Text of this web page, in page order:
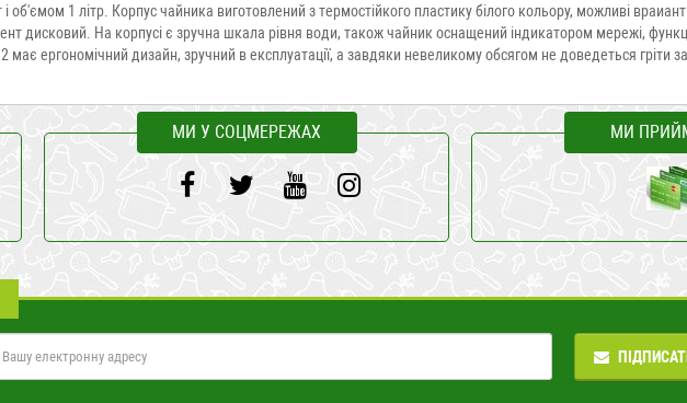
1 літр. Корпус чайника виготовлений з термостійкого пластику білого кольору, можливі
дисковий. На корпусі є зручна шкала рівня води, також чайник оснащений індикатором мережі,
має ергономічний дизайн, зручний в експлуатації, а завдяки невеликому обсягом не доведеться гріти
МИ У СОЦМЕРЕЖАХ МИ